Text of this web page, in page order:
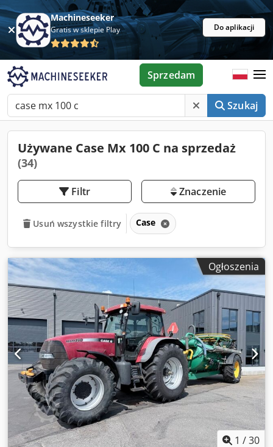
Machineseeker
Gratis w sklepie Play Do aplikacji
Szukaj
Sprzedam
Używane Case Mx 100 C na sprzedaż
(34)
Filtr Znaczenie
Usuń wszystkie filtry Case
Ogłoszenia
1 /30